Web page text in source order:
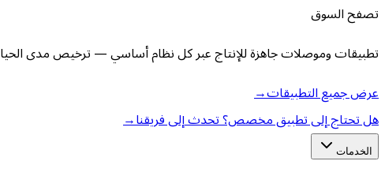
تصفح السوق
تطبيقات وموصلات جاهزة للإنتاج عبر كل نظام أساسي — ترخيص مدى
عرض جميع التطبيقات→
هل تحتاج إلى تطبيق مخصص؟ تحدث إلى فريقنا→
الخدمات